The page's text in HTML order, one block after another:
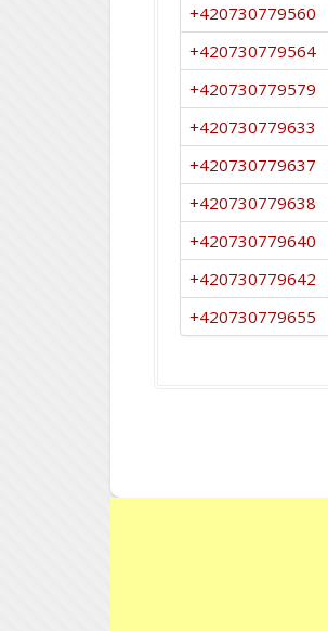
+420730779560
+420730779564
+420730779579
+420730779633
+420730779637
+420730779638
+420730779640
+420730779642
+420730779655